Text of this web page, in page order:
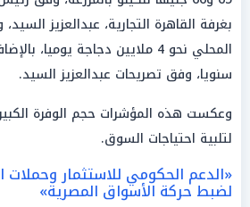
بغرفة القاهرة التجارية، عبدالعزيز
سنويا، وفق تصريحات عبدالعزيز السيد.
وعكست هذه المؤشرات حجم الوفرة
لتلبية احتياجات السوق.
«الدعم الحكومي للاستثمار وحملات
لضبط حركة الأسواق المصرية»